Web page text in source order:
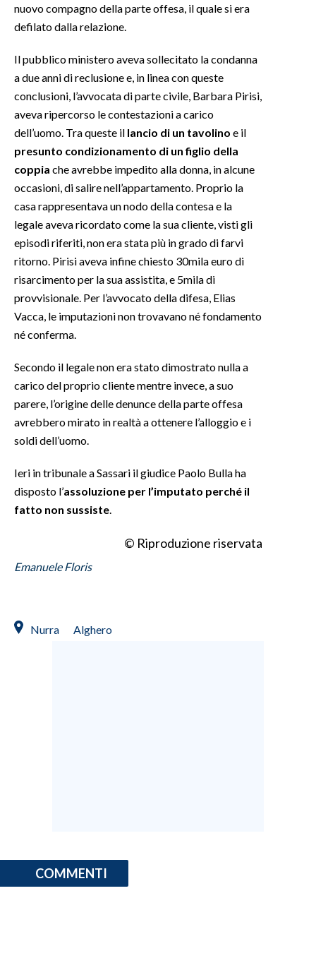
INSULARITÀ
ABBONATI
ANNUNCI
NECROLOGI
PUBBLICITÀ
SPIAGGE
nuovo compagno della parte offesa, il quale si era
defilato dalla relazione.
Il pubblico ministero aveva sollecitato la condanna
a due anni di reclusione e, in linea con queste
conclusioni, l’avvocata di parte civile, Barbara Pirisi,
aveva ripercorso le contestazioni a carico
dell’uomo. Tra queste il lancio di un tavolino e il
presunto condizionamento di un figlio della
coppia che avrebbe impedito alla donna, in alcune
occasioni, di salire nell’appartamento. Proprio la
casa rappresentava un nodo della contesa e la
legale aveva ricordato come la sua cliente, visti gli
episodi riferiti, non era stata più in grado di farvi
ritorno. Pirisi aveva infine chiesto 30mila euro di
risarcimento per la sua assistita, e 5mila di
provvisionale. Per l’avvocato della difesa, Elias
Vacca, le imputazioni non trovavano né fondamento
né conferma.
Secondo il legale non era stato dimostrato nulla a
carico del proprio cliente mentre invece, a suo
parere, l’origine delle denunce della parte offesa
avrebbero mirato in realtà a ottenere l’alloggio e i
soldi dell’uomo.
Ieri in tribunale a Sassari il giudice Paolo Bulla ha
disposto l’assoluzione per l’imputato perché il
fatto non sussiste
© Riproduzione riservata
Emanuele Floris
Nurra Alghero
COMMENTI